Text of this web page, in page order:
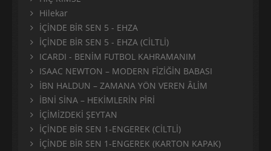
Hilekar
İÇİNDE BİR SEN 5 - EHZA
İÇİNDE BİR SEN 5 - EHZA (CİLTLİ)
ICARDI - BENİM FUTBOL KAHRAMANIM
ISAAC NEWTON – MODERN FİZİĞİN BABASI
İBN HALDUN – ZAMANA YÖN VEREN ÂLİM
İBNİ SİNA – HEKİMLERİN PİRİ
İÇİMİZDEKİ ŞEYTAN
İÇİNDE BİR SEN 1-ENGEREK (CİLTLİ)
İÇİNDE BİR SEN 1-ENGEREK (KARTON KAPAK)